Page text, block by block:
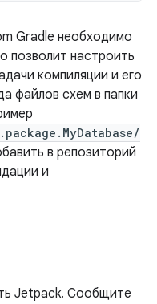
Gradle необходимо
позволит настроить
компиляции и его
файлов схем в папки
в репозиторий
и
Jetpack. Сообщите